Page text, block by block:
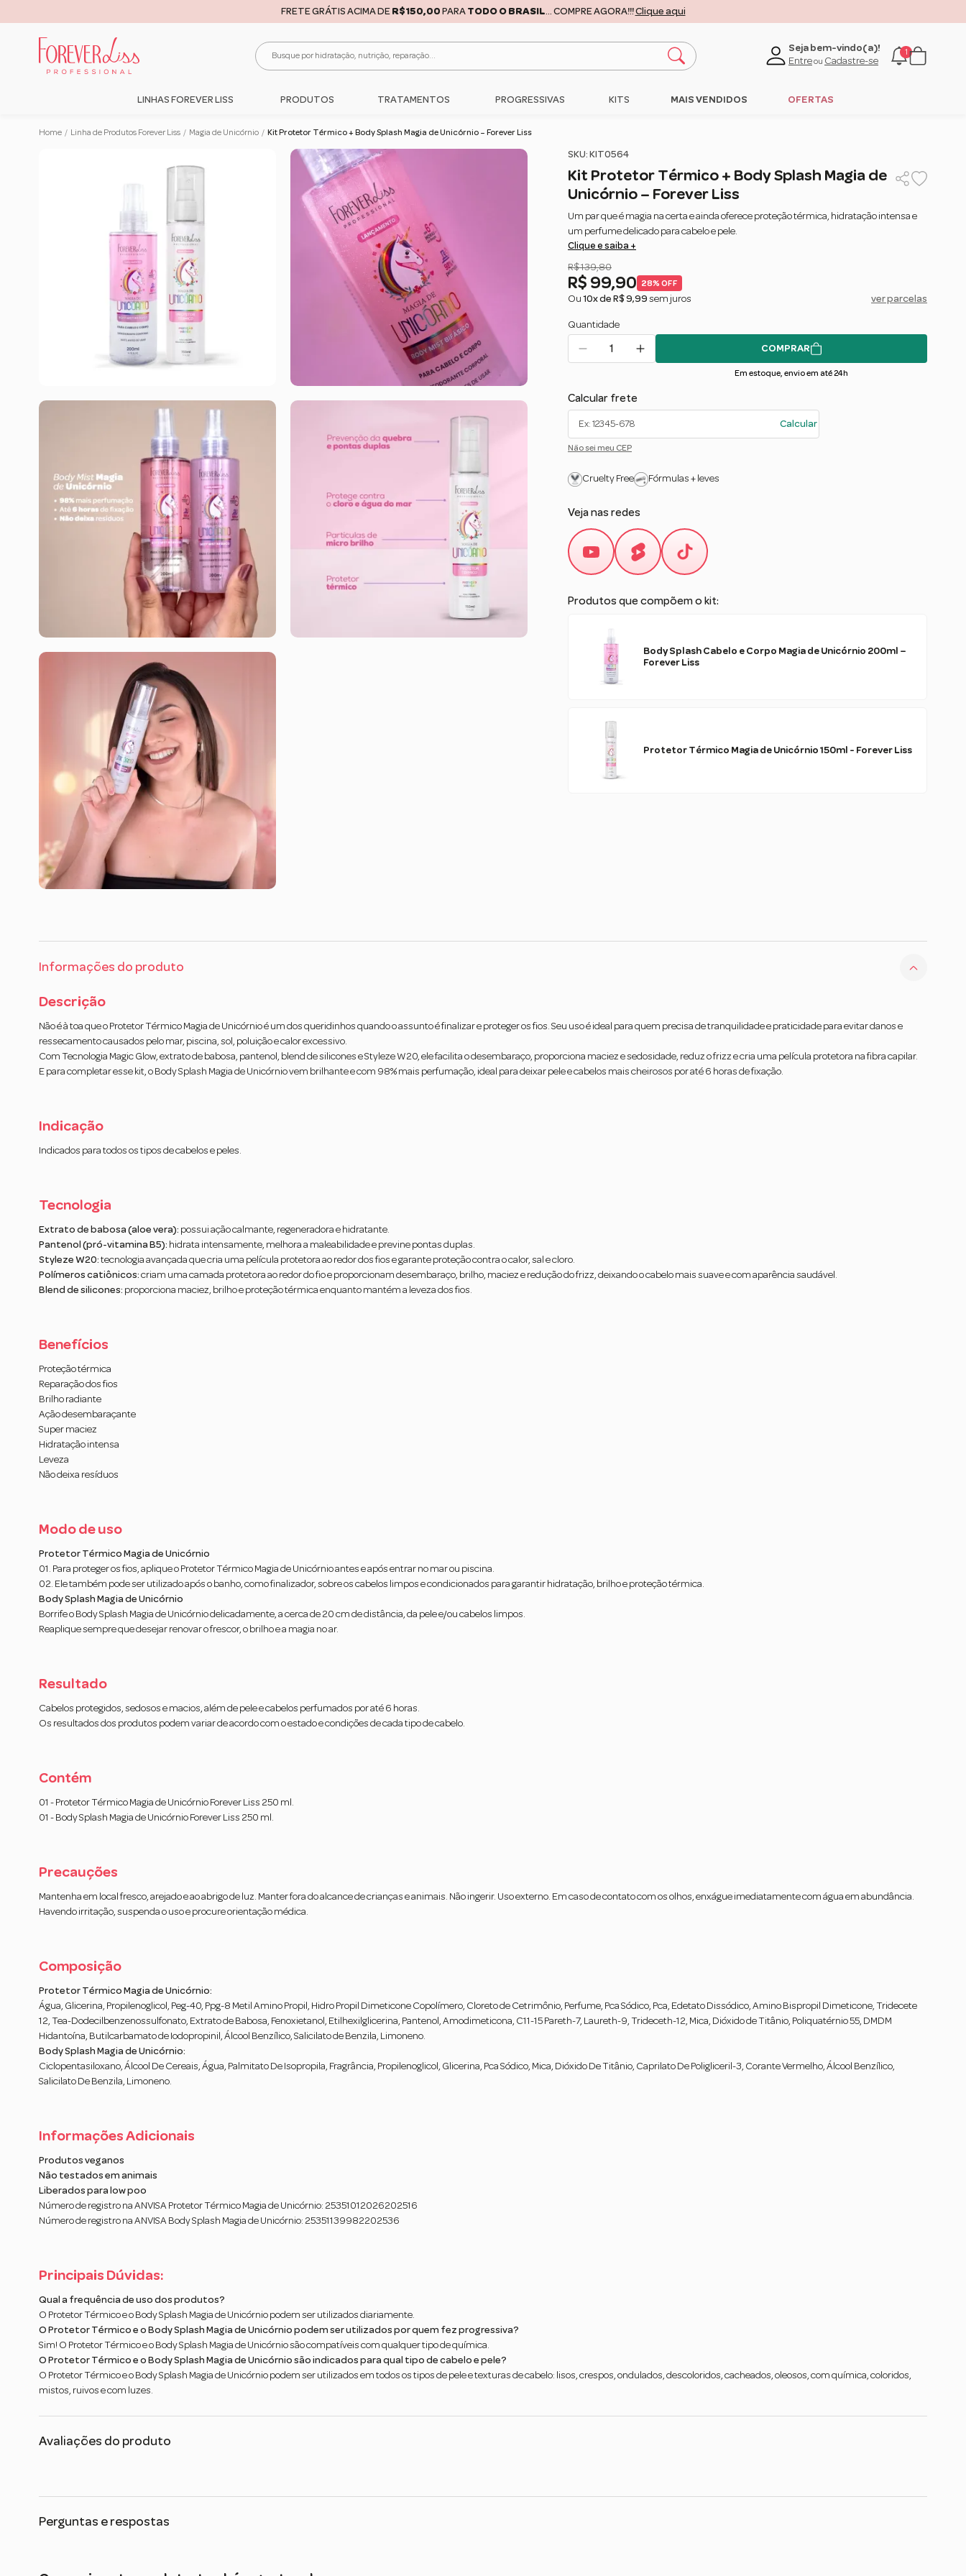
FRETE GRÁTIS ACIMA DE R$150,00 PARA TODO O BRASIL ... COMPRE AGORA!!!Clique aqui
Seja bem-vindo(a)!
Entreou Cadastre-se
1
LINHAS FOREVER LISS PRODUTOS TRATAMENTOS PROGRESSIVAS KITS MAIS VENDIDOS OFERTAS
Home / Linha de Produtos Forever Liss / Magia de Unicórnio / Kit Protetor Térmico + Body Splash Magia de Unicórnio – Forever Liss
SKU: KIT0564
Kit Protetor Térmico + Body Splash Magia de
Unicórnio – Forever Liss
Um par que é magia na certa e ainda oferece proteção térmica, hidratação intensa e
um perfume delicado para cabelo e pele.
Clique e saiba +
R$ 139,80
R$ 99,90 28% OFF
Ou 10x de R$ 9,99 sem juros ver parcelas
Quantidade
COMPRAR
Em estoque, envio em até 24h
Calcular frete
Calcular
Não sei meu CEP
Cruelty Free Fórmulas + leves
Veja nas redes
Produtos que compõem o kit:
Body Splash Cabelo e Corpo Magia de Unicórnio 200ml –
Forever Liss
Protetor Térmico Magia de Unicórnio 150ml - Forever Liss
Informações do produto
Descrição
Não é à toa que o Protetor Térmico Magia de Unicórnio é um dos queridinhos quando o assunto é finalizar e proteger os fios. Seu uso é ideal para quem precisa de tranquilidade e praticidade para evitar danos e
ressecamento causados pelo mar, piscina, sol, poluição e calor excessivo.
Com Tecnologia Magic Glow, extrato de babosa, pantenol, blend de silicones e Styleze W20, ele facilita o desembaraço, proporciona maciez e sedosidade, reduz o frizz e cria uma película protetora na fibra capilar.
E para completar esse kit, o Body Splash Magia de Unicórnio vem brilhante e com 98% mais perfumação, ideal para deixar pele e cabelos mais cheirosos por até 6 horas de fixação.
Indicação
Indicados para todos os tipos de cabelos e peles.
Tecnologia
Extrato de babosa (aloe vera): possui ação calmante, regeneradora e hidratante.
Pantenol (pró-vitamina B5): hidrata intensamente, melhora a maleabilidade e previne pontas duplas.
Styleze W20: tecnologia avançada que cria uma película protetora ao redor dos fios e garante proteção contra o calor, sal e cloro.
Polímeros catiônicos: criam uma camada protetora ao redor do fio e proporcionam desembaraço, brilho, maciez e redução do frizz, deixando o cabelo mais suave e com aparência saudável.
Blend de silicones: proporciona maciez, brilho e proteção térmica enquanto mantém a leveza dos fios.
Benefícios
Proteção térmica
Reparação dos fios
Brilho radiante
Ação desembaraçante
Super maciez
Hidratação intensa
Leveza
Não deixa resíduos
Modo de uso
Protetor Térmico Magia de Unicórnio
01. Para proteger os fios, aplique o Protetor Térmico Magia de Unicórnio antes e após entrar no mar ou piscina.
02. Ele também pode ser utilizado após o banho, como finalizador, sobre os cabelos limpos e condicionados para garantir hidratação, brilho e proteção térmica.
Body Splash Magia de Unicórnio
Borrife o Body Splash Magia de Unicórnio delicadamente, a cerca de 20 cm de distância, da pele e/ou cabelos limpos.
Reaplique sempre que desejar renovar o frescor, o brilho e a magia no ar.
Resultado
Cabelos protegidos, sedosos e macios, além de pele e cabelos perfumados por até 6 horas.
Os resultados dos produtos podem variar de acordo com o estado e condições de cada tipo de cabelo.
Contém
01 - Protetor Térmico Magia de Unicórnio Forever Liss 250 ml.
01 - Body Splash Magia de Unicórnio Forever Liss 250 ml.
Precauções
Mantenha em local fresco, arejado e ao abrigo de luz. Manter fora do alcance de crianças e animais. Não ingerir. Uso externo. Em caso de contato com os olhos, enxágue imediatamente com água em abundância.
Havendo irritação, suspenda o uso e procure orientação médica.
Composição
Protetor Térmico Magia de Unicórnio:
Água, Glicerina, Propilenoglicol, Peg-40, Ppg-8 Metil Amino Propil, Hidro Propil Dimeticone Copolímero, Cloreto de Cetrimônio, Perfume, Pca Sódico, Pca, Edetato Dissódico, Amino Bispropil Dimeticone, Tridecete
12, Tea-Dodecilbenzenossulfonato, Extrato de Babosa, Fenoxietanol, Etilhexilglicerina, Pantenol, Amodimeticona, C11-15 Pareth-7, Laureth-9, Trideceth-12, Mica, Dióxido de Titânio, Poliquatérnio 55, DMDM
Hidantoína, Butilcarbamato de Iodopropinil, Álcool Benzílico, Salicilato de Benzila, Limoneno.
Body Splash Magia de Unicórnio:
Ciclopentasiloxano, Álcool De Cereais, Água, Palmitato De Isopropila, Fragrância, Propilenoglicol, Glicerina, Pca Sódico, Mica, Dióxido De Titânio, Caprilato De Poligliceril-3, Corante Vermelho, Álcool Benzílico,
Salicilato De Benzila, Limoneno.
Informações Adicionais
Produtos veganos
Não testados em animais
Liberados para low poo
Número de registro na ANVISA Protetor Térmico Magia de Unicórnio: 25351012026202516
Número de registro na ANVISA Body Splash Magia de Unicórnio: 25351139982202536
Principais Dúvidas:
Qual a frequência de uso dos produtos?
O Protetor Térmico e o Body Splash Magia de Unicórnio podem ser utilizados diariamente.
O Protetor Térmico e o Body Splash Magia de Unicórnio podem ser utilizados por quem fez progressiva?
Sim! O Protetor Térmico e o Body Splash Magia de Unicórnio são compatíveis com qualquer tipo de química.
O Protetor Térmico e o Body Splash Magia de Unicórnio são indicados para qual tipo de cabelo e pele?
O Protetor Térmico e o Body Splash Magia de Unicórnio podem ser utilizados em todos os tipos de pele e texturas de cabelo: lisos, crespos, ondulados, descoloridos, cacheados, oleosos, com química, coloridos,
mistos, ruivos e com luzes.
Avaliações do produto
Perguntas e respostas